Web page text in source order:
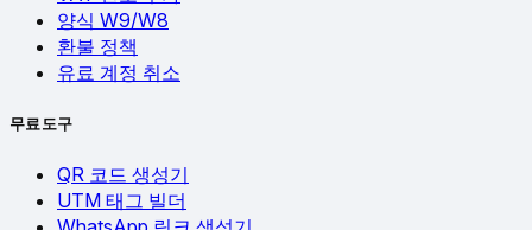
양식 W9/W8
환불 정책
유료 계정 취소
무료 도구
QR 코드 생성기
UTM 태그 빌더